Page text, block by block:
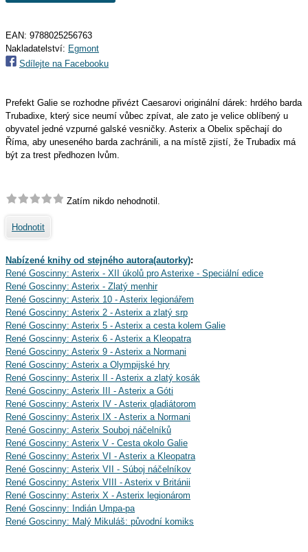
EAN: 9788025256763
Nakladatelství: Egmont
Sdílejte na Facebooku
Prefekt Galie se rozhodne přivézt Caesarovi originální dárek: hrdého barda
Trubadixe, který sice neumí vůbec zpívat, ale zato je velice oblíbený u
obyvatel jedné vzpurné galské vesničky. Asterix a Obelix spěchají do
Říma, aby uneseného barda zachránili, a na místě zjistí, že Trubadix má
být za trest předhozen lvům.
Zatím nikdo nehodnotil.
Hodnotit
Nabízené knihy od stejného autora(autorky):
René Goscinny: Asterix - XII úkolů pro Asterixe - Speciální edice
René Goscinny: Asterix - Zlatý menhir
René Goscinny: Asterix 10 - Asterix legionářem
René Goscinny: Asterix 2 - Asterix a zlatý srp
René Goscinny: Asterix 5 - Asterix a cesta kolem Galie
René Goscinny: Asterix 6 - Asterix a Kleopatra
René Goscinny: Asterix 9 - Asterix a Normani
René Goscinny: Asterix a Olympijské hry
René Goscinny: Asterix II - Asterix a zlatý kosák
René Goscinny: Asterix III - Asterix a Góti
René Goscinny: Asterix IV - Asterix gladiátorom
René Goscinny: Asterix IX - Asterix a Normani
René Goscinny: Asterix Souboj náčelníků
René Goscinny: Asterix V - Cesta okolo Galie
René Goscinny: Asterix VI - Asterix a Kleopatra
René Goscinny: Asterix VII - Súboj náčelníkov
René Goscinny: Asterix VIII - Asterix v Británii
René Goscinny: Asterix X - Asterix legionárom
René Goscinny: Indián Umpa-pa
René Goscinny: Malý Mikuláš: původní komiks